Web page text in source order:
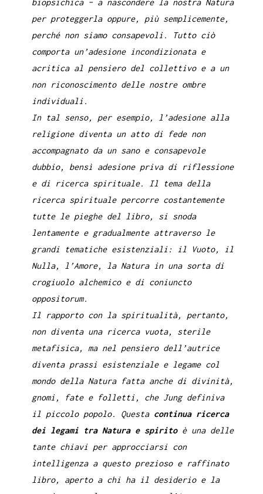
biopsichica – a nascondere la nostra Natura
per proteggerla oppure, più semplicemente,
perché non siamo consapevoli. Tutto ciò
comporta un’adesione incondizionata e
acritica al pensiero del collettivo e a un
non riconoscimento delle nostre ombre
individuali.
In tal senso, per esempio, l’adesione alla
religione diventa un atto di fede non
accompagnato da un sano e consapevole
dubbio, bensì adesione priva di riflessione
e di ricerca spirituale. Il tema della
ricerca spirituale percorre costantemente
tutte le pieghe del libro, si snoda
lentamente e gradualmente attraverso le
grandi tematiche esistenziali: il Vuoto, il
Nulla, l’Amore, la Natura in una sorta di
crogiuolo alchemico e di coniuncto
oppositorum.
Il rapporto con la spiritualità, pertanto,
non diventa una ricerca vuota, sterile
metafisica, ma nel pensiero dell’autrice
diventa prassi esistenziale e legame col
mondo della Natura fatta anche di divinità,
gnomi, fate e folletti, che Jung definiva
il piccolo popolo. Questa continua ricerca
dei legami tra Natura e spiritoè una delle
tante chiavi per approcciarsi con
intelligenza a questo prezioso e raffinato
libro, aperto a chi ha il desiderio e la